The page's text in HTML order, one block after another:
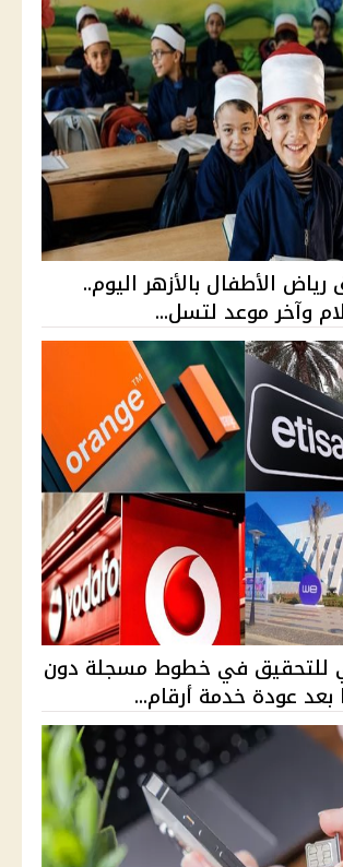
الأطفال بالأزهر اليوم..
وآخر موعد لتسل...
للتحقيق في خطوط مسجلة دون
بعد عودة خدمة أرقام...